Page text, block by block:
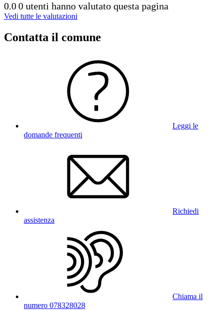
0.00 utenti hanno valutato questa pagina
Vedi tutte le valutazioni
Contatta il comune
Leggi le
domande frequenti
Richiedi
assistenza
Chiama il
numero 078328028